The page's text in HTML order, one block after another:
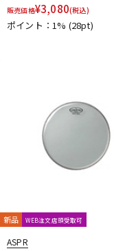
販売価格¥3,080(税込)
ポイント：1% (28pt)
新品 WEB注文店頭受取可
ASPR